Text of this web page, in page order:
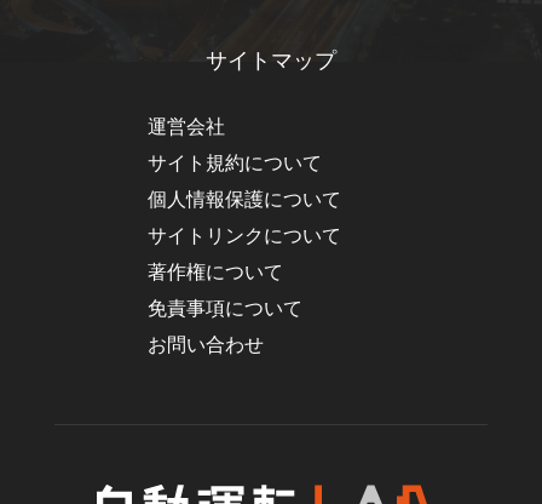
サイトマップ
運営会社
サイト規約について
個人情報保護について
サイトリンクについて
著作権について
免責事項について
お問い合わせ